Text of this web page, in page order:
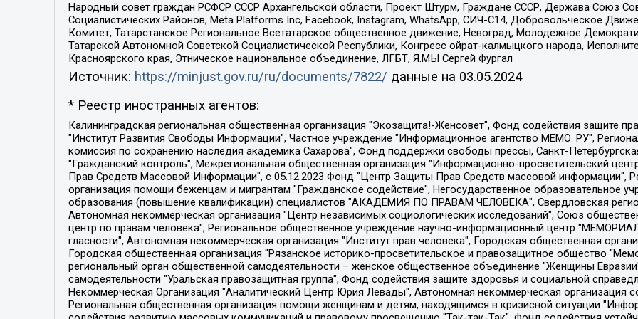
Народный совет граждан РСФСР СССР Архангельской области, Проект Штурм, Граждане СССР, Держава Союз
Социалистических Районов, Meta Platforms Inc, Facebook, Instagram, WhatsApp, СИЧ-С14, Добровольческое
Комитет, Татарстанское Региональное Всетатарское общественное движение, Невоград, Молодежное
Татарской Автономной Советской Социалистической Республики, Конгресс ойрат-калмыцкого народа,
Красноярского края, Этническое национальное объединение, ЛГБТ, Я.МЫ Сергей Фургал
Источник: https://minjust.gov.ru/ru/documents/7822/ данные на 03.05.2024
* Реестр иностранных агентов:
Калининградская региональная общественная организация "Экозащита!-Женсовет", Фонд содействия защите прав и свобод граждан "Общественный вердикт", Фонд "Институт Развития Свободы Информации", Частное учреждение "Информационное агентство МЕМО. РУ", Региональная общественная организация "Общественная комиссия по сохранению наследия академика Сахарова", Фонд поддержки свободы прессы, Санкт-Петербургская общественная правозащитная организация "Гражданский контроль", Межрегиональная общественная организация "Информационно-просветительский центр "Мемориал", Региональный Фонд "Центр Защиты Прав Средств Массовой Информации", с 05.12.2023 Фонд "Центр Защиты Прав Средств массовой информации", Региональная общественная благотворительная организация помощи беженцам и мигрантам "Гражданское содействие", Негосударственное образовательное учреждение дополнительного профессионального образования (повышение квалификации) специалистов "АКАДЕМИЯ ПО ПРАВАМ ЧЕЛОВЕКА", Свердловская региональная общественная организация "Сутяжник", Автономная некоммерческая организация "Центр независимых социологических исследований", Союз общественных объединений "Российский исследовательский центр по правам человека", Региональное общественное учреждение научно-информационный центр "МЕМОРИАЛ", Некоммерческая организация "Фонд защиты гласности", Автономная некоммерческая организация "Институт прав человека", Городская общественная организация "Екатеринбургское общество "МЕМОРИАЛ", Городская общественная организация "Рязанское историко-просветительское и правозащитное общество "Мемориал" (Рязанский Мемориал), Челябинский региональный орган общественной самодеятельности – женское общественное объединение "Женщины Евразии", Челябинский региональный орган общественной самодеятельности "Уральская правозащитная группа", Фонд содействия защите здоровья и социальной справедливости имени Андрея Рылькова, Автономная Некоммерческая Организация "Аналитический Центр Юрия Левады", Автономная некоммерческая организация социальной поддержки населения "Проект Апрель", Региональная общественная организация помощи женщинам и детям, находящимся в кризисной ситуации "Информационно-методический центр "Анна", Фонд содействия развитию массовых коммуникаций и правовому просвещению "Так-так-Так", Фонд содействия устойчивому развитию "Серебряная тайга", Свердловский региональный общественный фонд социальных проектов "Новое время", "Idel.Реалии", Кавказ.Реалии, Крым.Реалии, Телеканал Настоящее Время, Татаро-башкирская служба Радио Свобода (Azatliq Radiosi), Радио Свободная Европа/Радио Свобода (PCE/PC), "Сибирь.Реалии", "Фактограф", Благотворительный фонд помощи осужденным и их семьям, Автономная некоммерческая организация "Институт глобализации и социальных движений", Фонд "В защиту прав заключенных", Частное учреждение "Центр поддержки и содействия развитию средств массовой информации", Пензенский региональный общественный благотворительный фонд "Гражданский союз", "Север.Реалии", Некоммерческая организация Фонд "Правовая инициатива", Общество с ограниченной ответственностью "Радио Свободная Европа/Радио Свобода", Чешское информационное агентство "MEDIUM-ORIENT", Красноярская региональная общественная организация "Мы против СПИДа", Камалягин Денис Николаевич, Маркелов Сергей Евгеньевич, Пономарев Лев Александрович, Савицкая Людмила Алексеевна, Автономная некоммерческая организация "Центр по работе с проблемой насилия "НАСИЛИЮ.НЕТ", Межрегиональный профессиональный союз работников здравоохранения "Альянс врачей", Юридическое лицо, зарегистрированное в Латвийской Республике, SIA "Medusa Project" (регистрационный номер 40103797863, дата регистрации 10.06.2014), Некоммерческая организация "Фонд по борьбе с коррупцией", Автономная некоммерческая организация "Институт права и публичной политики", Баданин Роман Сергеевич, Гликин Максим Александрович, Железнова Мария Михайловна, Лукьянова Юлия Сергеевна, Маетная Елизавета Витальевна, Маняхин Петр Борисович, Чуракова Ольга Владимировна, Ярош Юлия Петровна, Юридическое лицо "The Insider SIA", зарегистрированное в Риге, Латвийская Республика (дата регистрации 26.06.2015), являющееся администратором доменного имени интернет-издания "The Insider SIA", https://theins.ru, Постернак Алексей Евгеньевич, Рубин Михаил Аркадьевич, Анин Роман Александрович, Юридическое лицо Istories fonds, зарегистрированное в Латвийской Республике (регистрационный номер 50008295751, дата регистрации 24.02.2020), Великовский Дмитрий Александрович, Долинина Ирина Николаевна, Мароховская Алеся Алексеевна, Шлейнов Роман Юрьевич, Шмагун Олеся Валентиновна, Общество с ограниченной ответственностью "Альтаир 2021", Общество с ограниченной ответственностью "Вега 2021", Общество с ограниченной ответственностью "Главный редактор 2021", Общество с ограниченной ответственностью "Ромашки монолит", Важенков Артем Валерьевич, Ивановская областная общественная организация "Центр гендерных исследований", Гурман Юрий Альбертович, Медиапроект "ОВД-Инфо", Егоров Владимир Владимирович, Жилинский Владимир Александрович, Общество с ограниченной ответственностью "ЗП", Иванова София Юрьевна, Карезина Инна Павловна, Кильтау Екатерина Викторовна, Петров Алексей Викторович, Пискунов Сергей Евгеньевич, Смирнов Сергей Сергеевич, Тихонов Михаил Сергеевич, Общество с ограниченной ответственностью "ЖУРНАЛИСТ-ИНОСТРАННЫЙ АГЕНТ", Арапова Галина Юрьевна, Вольтская Татьяна Анатольевна, Американская компания "Mason G.E.S. Anonymous Foundation" (США), являющаяся владельцем интернет-издания https://mnews.world/, Компания "Stichting Bellingcat", зарегистрированная в Нидерландах (дата регистрации 11.07.2018), Захаров Андрей Вячеславович, Клепиковская Екатерина Дмитриевна, Общество с ограниченной ответственностью "МЕМО", Перл Роман Александрович, Симонов Евгений Алексеевич, Соловьева Елена Анатольевна, Сотников Даниил Владимирович, Сурначева Елизавета Дмитриевна, Автономная некоммерческая организация по защите прав человека и информированию населения "Якутия – Наше Мнение", Общество с ограниченной ответственностью "Москоу диджитал медиа", с 26.01.2023 Общество с ограниченной ответственностью "Чайка Белые сады", Ветошкина Валерия Валерьевна, Заговора Максим Александрович, Межрегиональное общественное движение "Российская ЛГБТ - сеть", Оленичев Максим Владимирович, Павлов Иван Юрьевич, Скворцова Елена Сергеевна, Общество с ограниченной ответственностью "Как бы инагент", Кочетков Игорь Викторович, Общество с ограниченной ответственностью "Честные выборы", Еланчик Олег Александрович, Общество с ограниченной ответственностью "Нобелевский призыв", Гималова Регина Эмилевна, Григорьев Андрей Валерьевич, Григорьева Алина Александровна, Ассоциация по содействию защите прав призывников, альтернативнослужащих и военнослужащих "Правозащитная группа